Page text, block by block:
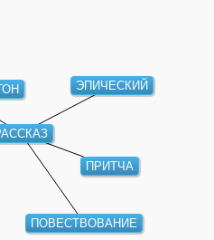
ПОВЕСТВОВАНИЕ
ПРИТЧА
ЭПИЧЕСКИЙ